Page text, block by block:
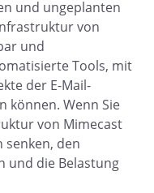
und ungeplanten
von
und
Tools, mit
der E-Mail-
können. Wenn Sie
von Mimecast
senken, den
und die Belastung